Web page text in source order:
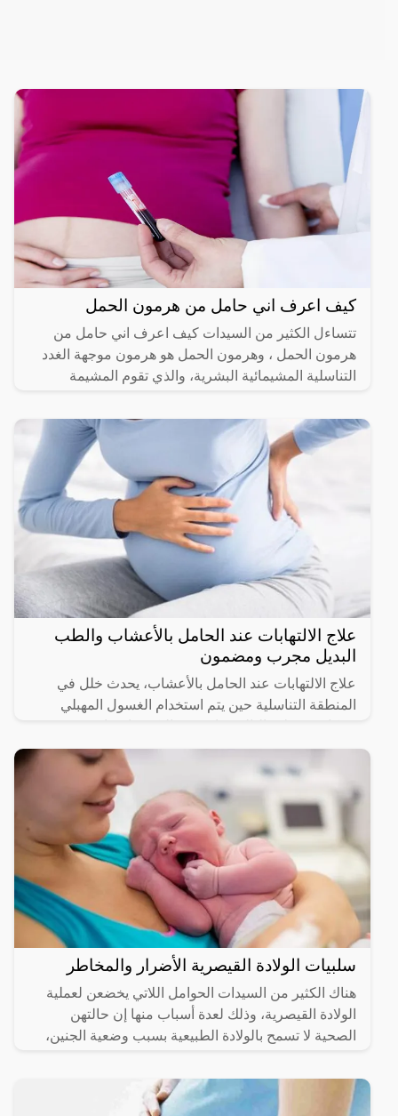
كيف اعرف اني حامل من هرمون الحمل
تتساءل الكثير من السيدات كيف اعرف اني حامل من
هرمون الحمل ، وهرمون الحمل هو هرمون موجهة الغدد
التناسلية المشيمائية البشرية، والذي تقوم المشيمة
علاج الالتهابات عند الحامل بالأعشاب والطب
البديل مجرب ومضمون
علاج الالتهابات عند الحامل بالأعشاب، يحدث خلل في
المنطقة التناسلية حين يتم استخدام الغسول المهبلي
السيدة
سلبيات الولادة القيصرية الأضرار والمخاطر
هناك الكثير من السيدات الحوامل اللاتي يخضعن لعملية
الولادة القيصرية، وذلك لعدة أسباب منها إن حالتهن
الصحية لا تسمح بالولادة الطبيعية بسبب وضعية الجنين،